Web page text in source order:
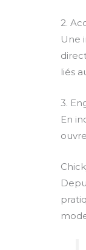
2.
Une
liés
3.
En